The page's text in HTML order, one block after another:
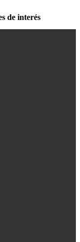
de interés